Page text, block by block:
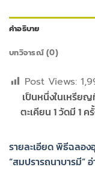
คำอธิบาย
บทวิจารณ์ (0)
Post Views:
เป็นหนึ่งในเหรียญ
ตะเคียน 1 วัดมี 1
รายละเอียด พิธีฉลอง
“สมปรารถนาบารมี”